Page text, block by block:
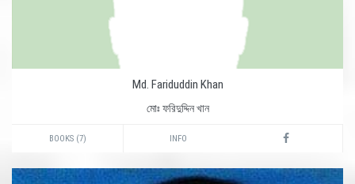
Md. Fariduddin Khan
মোঃ ফরিদুদ্দিন খান
BOOKS (7) INFO